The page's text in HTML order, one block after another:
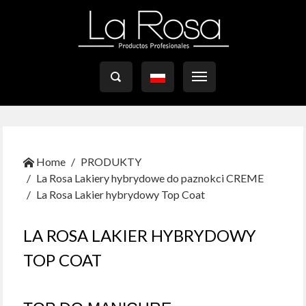

Home
PRODUKTY
La Rosa Lakiery hybrydowe do paznokci CREME
La Rosa Lakier hybrydowy Top Coat
LA ROSA LAKIER HYBRYDOWY
TOP COAT